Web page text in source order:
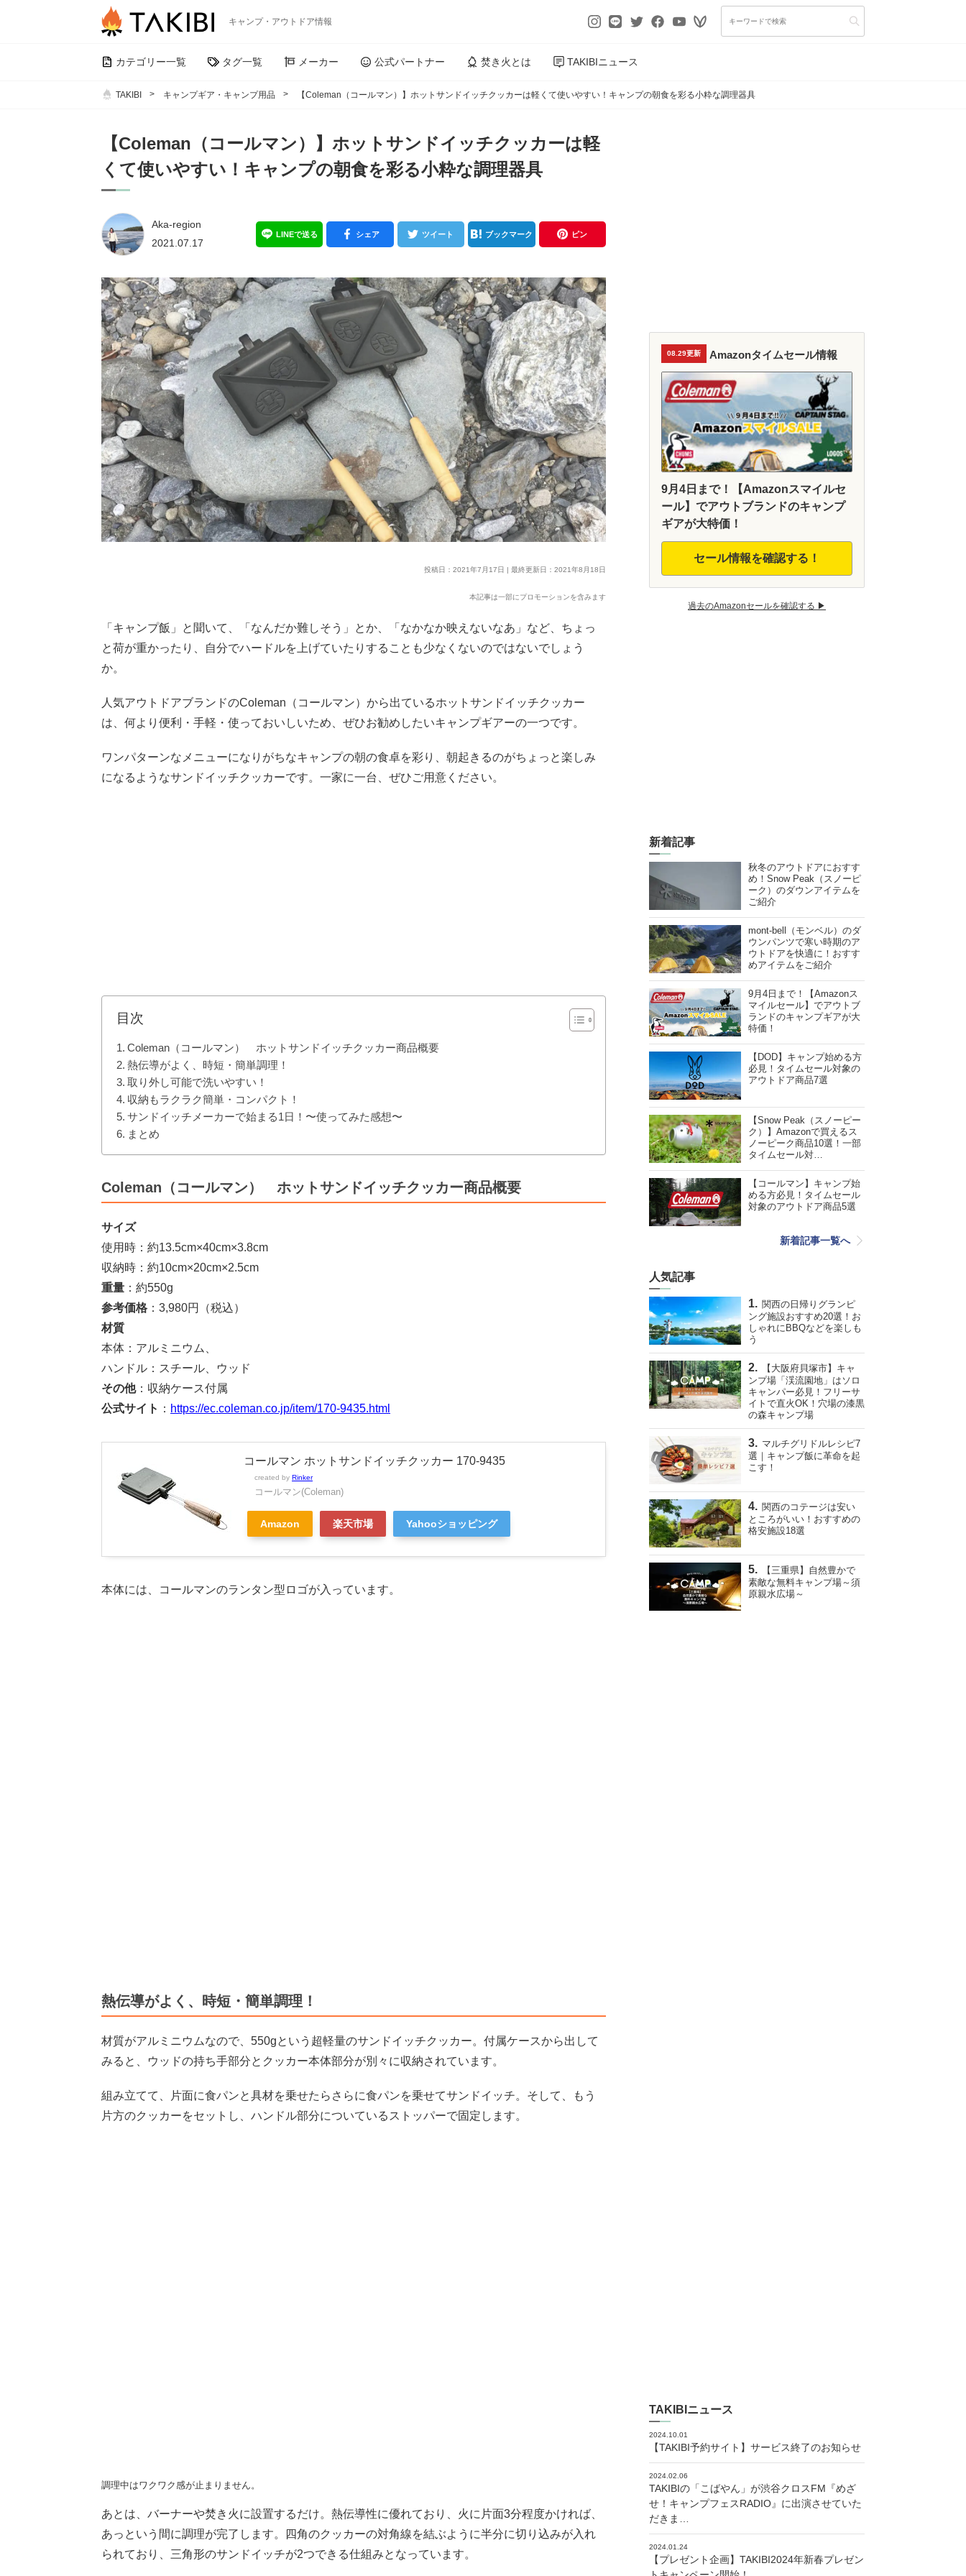
キャンプ・アウトドア情報
カテゴリー一覧 タグ一覧 メーカー 公式パートナー 焚き火とは TAKIBIニュース
TAKIBI キャンプギア・キャンプ用品 【Coleman（コールマン）】ホットサンドイッチクッカーは軽くて使いやすい！キャンプの朝食を彩る小粋な調理器具
【Coleman（コールマン）】ホットサンドイッチクッカーは軽
くて使いやすい！キャンプの朝食を彩る小粋な調理器具
Aka-region
2021.07.17
LINEで送る シェア ツイート ブックマーク ピン
投稿日：2021年7月17日 | 最終更新日：2021年8月18日
本記事は一部にプロモーションを含みます
「キャンプ飯」と聞いて、「なんだか難しそう」とか、「なかなか映えないなあ」など、ちょっ
と荷が重かったり、自分でハードルを上げていたりすることも少なくないのではないでしょう
か。
人気アウトドアブランドのColeman（コールマン）から出ているホットサンドイッチクッカー
は、何より便利・手軽・使っておいしいため、ぜひお勧めしたいキャンプギアーの一つです。
ワンパターンなメニューになりがちなキャンプの朝の食卓を彩り、朝起きるのがちょっと楽しみ
になるようなサンドイッチクッカーです。一家に一台、ぜひご用意ください。
目次
Coleman（コールマン） ホットサンドイッチクッカー商品概要
熱伝導がよく、時短・簡単調理！
取り外し可能で洗いやすい！
収納もラクラク簡単・コンパクト！
サンドイッチメーカーで始まる1日！〜使ってみた感想〜
まとめ
Coleman（コールマン） ホットサンドイッチクッカー商品概要
サイズ
使用時：約13.5cm×40cm×3.8cm
収納時：約10cm×20cm×2.5cm
重量 ：約550g
参考価格 ：3,980円（税込）
材質
本体：アルミニウム、
ハンドル：スチール、ウッド
その他：収納ケース付属
公式サイト ： https://ec.coleman.co.jp/item/170-9435.html
コールマン ホットサンドイッチクッカー 170-9435
created by Rinker
コールマン(Coleman)
Amazon 楽天市場 Yahooショッピング
本体には、コールマンのランタン型ロゴが入っています。
熱伝導がよく、時短・簡単調理！
材質がアルミニウムなので、550gという超軽量のサンドイッチクッカー。付属ケースから出して
みると、ウッドの持ち手部分とクッカー本体部分が別々に収納されています。
組み立てて、片面に食パンと具材を乗せたらさらに食パンを乗せてサンドイッチ。そして、もう
片方のクッカーをセットし、ハンドル部分についているストッパーで固定します。
調理中はワクワク感が止まりません。
あとは、バーナーや焚き火に設置するだけ。熱伝導性に優れており、火に片面3分程度かければ、
あっという間に調理が完了します。四角のクッカーの対角線を結ぶように半分に切り込みが入れ
られており、三角形のサンドイッチが2つできる仕組みとなっています。
08.29更新 Amazonタイムセール情報
9月4日まで！【Amazonスマイルセ
ール】でアウトブランドのキャンプ
ギアが大特価！
セール情報を確認する！
過去のAmazonセールを確認する ▶︎
新着記事
秋冬のアウトドアにおすす
め！Snow Peak（スノーピ
ーク）のダウンアイテムを
ご紹介
mont-bell（モンベル）のダ
ウンパンツで寒い時期のア
ウトドアを快適に！おすす
めアイテムをご紹介
9月4日まで！【Amazonス
マイルセール】でアウトブ
ランドのキャンプギアが大
特価！
【DOD】キャンプ始める方
必見！タイムセール対象の
アウトドア商品7選
【Snow Peak（スノーピー
ク）】Amazonで買えるス
ノーピーク商品10選！一部
タイムセール対…
【コールマン】キャンプ始
める方必見！タイムセール
対象のアウトドア商品5選
新着記事一覧へ
人気記事
関西の日帰りグランピ
ング施設おすすめ20選！お
しゃれにBBQなどを楽しも
う
【大阪府貝塚市】キャ
ンプ場「渓流園地」はソロ
キャンパー必見！フリーサ
イトで直火OK！穴場の漆黒
の森キャンプ場
マルチグリドルレシピ7
選｜キャンプ飯に革命を起
こす！
関西のコテージは安い
ところがいい！おすすめの
格安施設18選
【三重県】自然豊かで
素敵な無料キャンプ場～須
原親水広場～
TAKIBIニュース
2024.10.01
【TAKIBI予約サイト】サービス終了のお知らせ
2024.02.06
TAKIBIの「こばやん」が渋谷クロスFM『めざ
せ！キャンプフェスRADIO』に出演させていた
だきま…
2024.01.24
【プレゼント企画】TAKIBI2024年新春プレゼン